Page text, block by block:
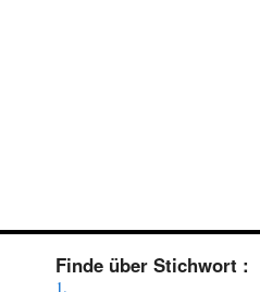
Finde über Stichwort :
1.